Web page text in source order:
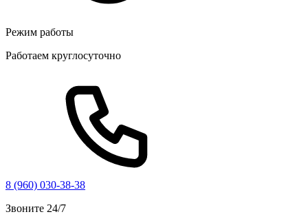
Режим работы
Работаем круглосуточно
8 (960) 030-38-38
Звоните 24/7